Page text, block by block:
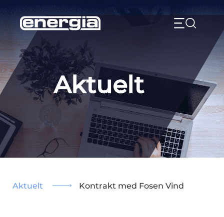
to
content
Aktuelt
Aktuelt Kontrakt med Fosen Vind